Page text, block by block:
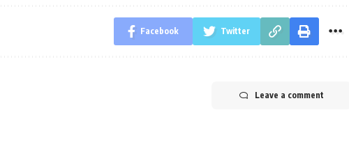
Facebook Twitter
Leave a comment